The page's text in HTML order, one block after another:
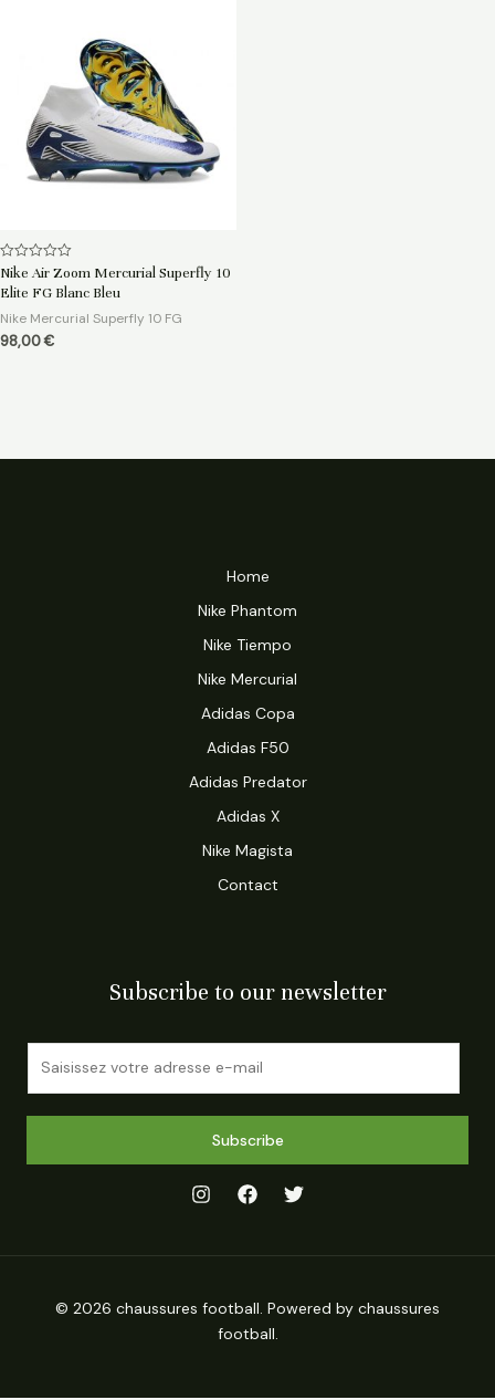
Note
sur
Nike Air Zoom Mercurial Superfly 10
Elite FG Blanc Bleu
Nike Mercurial Superfly 10 FG
98,00€
Home
Nike Phantom
Nike Tiempo
Nike Mercurial
Adidas Copa
Adidas F50
Adidas Predator
Adidas X
Nike Magista
Contact
Subscribe to our newsletter
Subscribe
© 2026 chaussures football. Powered by chaussures
football.